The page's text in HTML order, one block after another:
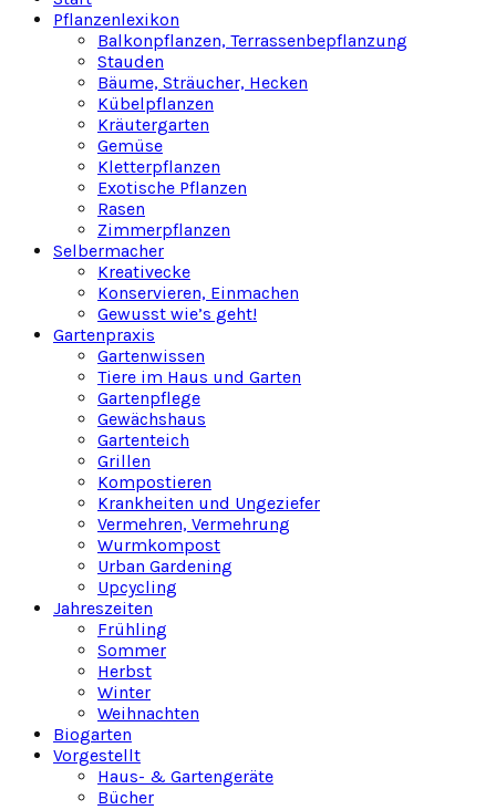
Pflanzenlexikon
Balkonpflanzen, Terrassenbepflanzung
Stauden
Bäume, Sträucher, Hecken
Kübelpflanzen
Kräutergarten
Gemüse
Kletterpflanzen
Exotische Pflanzen
Rasen
Zimmerpflanzen
Selbermacher
Kreativecke
Konservieren, Einmachen
Gewusst wie’s geht!
Gartenpraxis
Gartenwissen
Tiere im Haus und Garten
Gartenpflege
Gewächshaus
Gartenteich
Grillen
Kompostieren
Krankheiten und Ungeziefer
Vermehren, Vermehrung
Wurmkompost
Urban Gardening
Upcycling
Jahreszeiten
Frühling
Sommer
Herbst
Winter
Weihnachten
Biogarten
Vorgestellt
Haus- & Gartengeräte
Bücher